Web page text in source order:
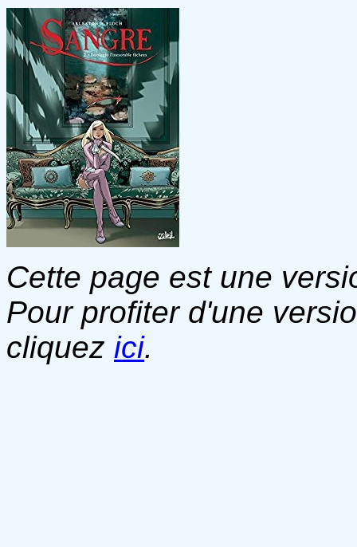
Cette page est une
Pour profiter d'une
cliquez ici.